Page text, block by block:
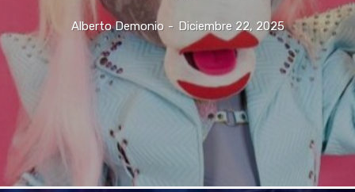
Alberto Demonio - Diciembre 22, 2025